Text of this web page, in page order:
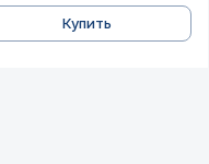
Купить